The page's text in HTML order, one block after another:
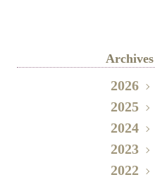
Archives
2026
Mai (2)
2025
Novembre
Octobre
Juin (1)
2024
Septembre
Août (1)
2023
Décembre
2022